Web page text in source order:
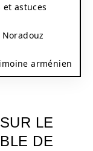
astuces
arménien
LE
DE